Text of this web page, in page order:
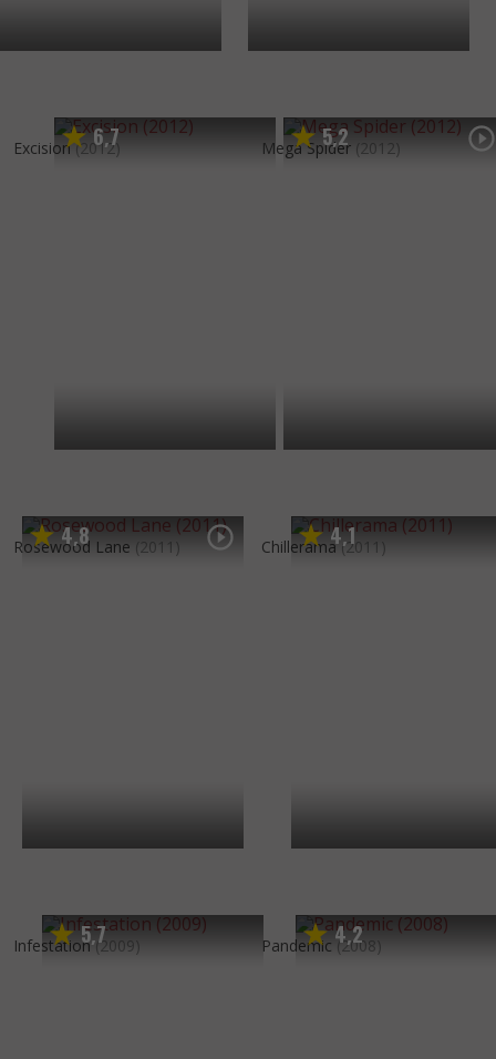
6,7
Excision (2012) 5,2
Mega Spider (2012)
4,8
Rosewood Lane (2011) 4,1
Chillerama (2011)
5,7
Infestation (2009) 4,2
Pandemic (2008)